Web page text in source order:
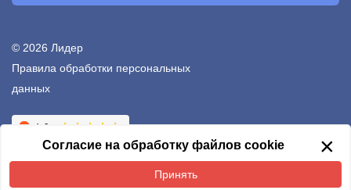
© 2026 Лидер
Правила обработки персональных
данных
×
Согласие на обработку файлов cookie
Принять